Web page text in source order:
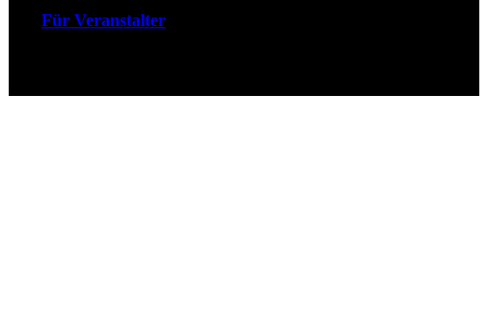
Für Veranstalter